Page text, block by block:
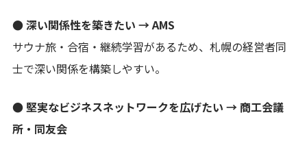
● 深い関係性を築きたい → AMS
サウナ旅・合宿・継続学習があるため、札幌の経営者同
士で深い関係を構築しやすい。
● 堅実なビジネスネットワークを広げたい → 商工会議
所・同友会